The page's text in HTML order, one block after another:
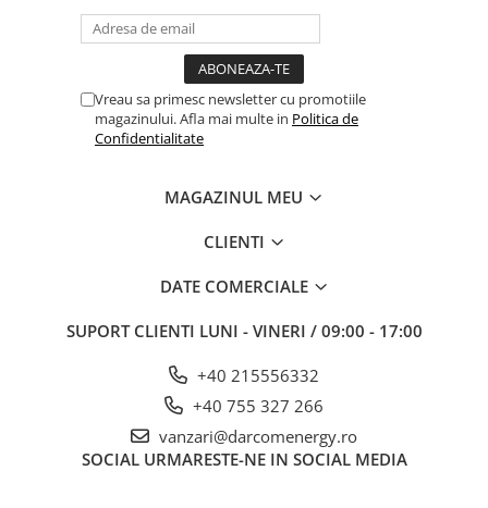
Vreau sa primesc newsletter cu promotiile
magazinului. Afla mai multe in Politica de
Confidentialitate
MAGAZINUL MEU
CLIENTI
DATE COMERCIALE
SUPORT CLIENTI LUNI - VINERI / 09:00 - 17:00
+40 215556332
+40 755 327 266
vanzari@darcomenergy.ro
SOCIAL URMARESTE-NE IN SOCIAL MEDIA